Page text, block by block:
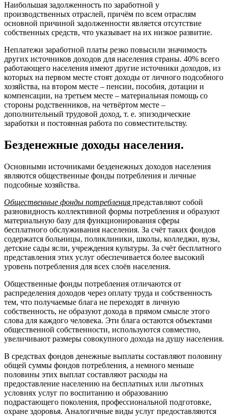
Наибольшая задолженность по заработной у
производственных отраслей, причём по всем отраслям
основной причиной задолженности является отсутствие
собственных средств, что указывает на их низкое развитие.
Неплатежи заработной платы резко повысили значимость
других источников доходов для населения страны. 40% всего
работающего населения имеют другие источники доходов, из
которых на первом месте стоят доходы от личного подсобного
хозяйства, на втором месте – пенсии, пособия, дотации и
компенсации, на третьем месте – материальная помощь со
стороны родственников, на четвёртом месте –
дополнительный трудовой доход, т. е. эпизодические
заработки и постоянная работа по совместительству.
Безденежные доходы населения.
Основными источниками безденежных доходов населения
являются общественные фонды потребления и личные
подсобные хозяйства.
Общественные фонды потребления представляют собой
разновидность коллективной формы потребления и образуют
материальную базу для функционирования сферы
бесплатного обслуживания населения. За счёт таких фондов
содержатся больницы, поликлиники, школы, колледжи, вузы,
детские сады ясли, учреждения культуры. За счёт бесплатного
представления этих услуг обеспечивается более высокий
уровень потребления для всех слоёв населения.
Общественные фонды потребления отличаются от
распределения доходов через оплату труда и собственность
тем, что получаемые блага не переходят в личную
собственность, не образуют дохода в прямом смысле этого
слова для каждого человека. Эти блага остаются объектами
общественной собственности, используются совместно,
увеличивают размеры совокупного дохода на душу населения.
В средствах фондов денежные выплаты составляют половину
общей суммы фондов потребления, а немного меньше
половины этих выплат составляют расходы на
предоставление населению на бесплатных или льготных
условиях услуг по воспитанию и образованию
подрастающего поколения, профессиональной подготовке,
охране здоровья. Аналогичные виды услуг предоставляются